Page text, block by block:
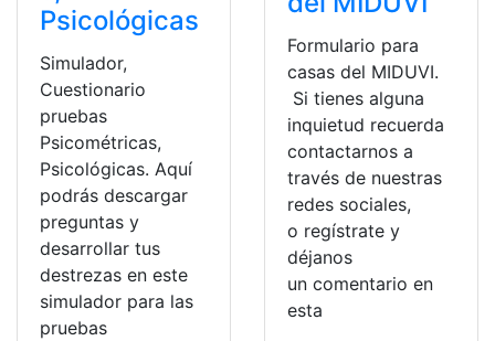
Psicológicas
Simulador,
Cuestionario
pruebas
Psicométricas,
Psicológicas. Aquí
podrás descargar
preguntas y
desarrollar tus
destrezas en este
simulador para las
pruebas
Formulario para
casas del MIDUVI.
Si tienes alguna
inquietud recuerda
contactarnos a
través de nuestras
redes sociales,
o regístrate y
déjanos
un comentario en
esta